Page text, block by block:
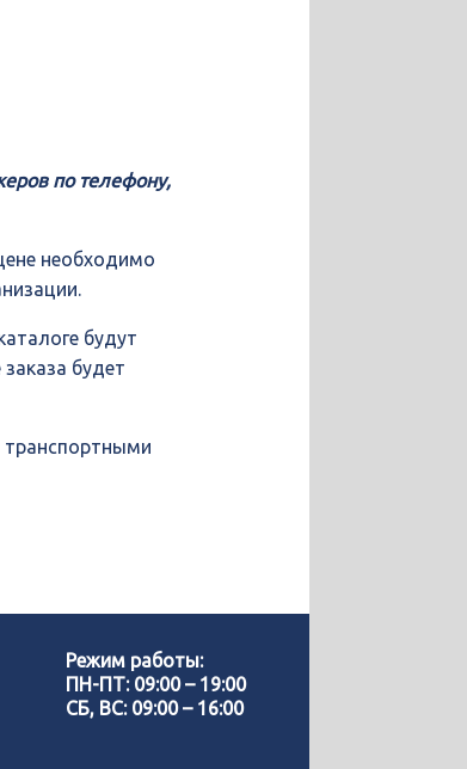
по телефону,
необходимо
будут
будет
транспортными
Режим работы:
ПН-ПТ: 09:00 – 19:00
СБ, ВС: 09:00 – 16:00